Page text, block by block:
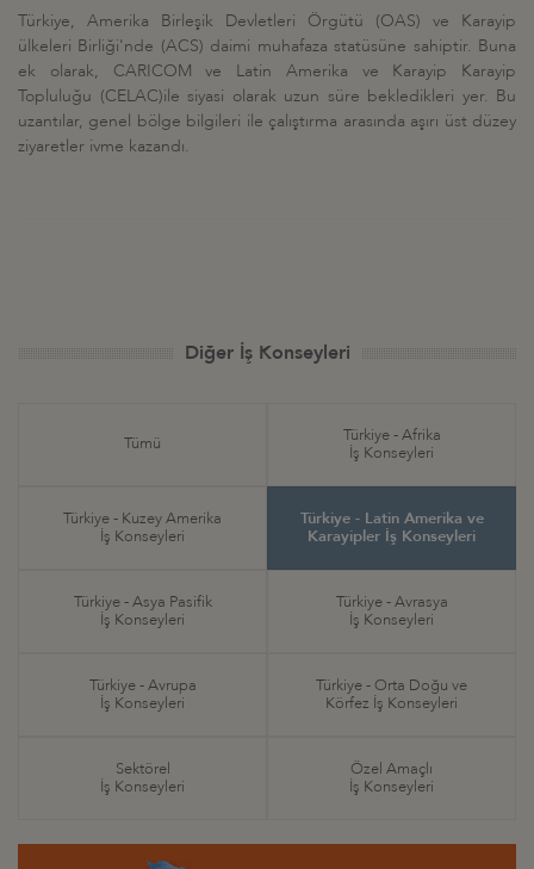
Türkiye, Amerika Birleşik Devletleri Örgütü (OAS) ve Karayip
ülkeleri Birliği'nde (ACS) daimi muhafaza statüsüne sahiptir. Buna
ek olarak, CARICOM ve Latin Amerika ve Karayip Karayip
Topluluğu (CELAC)ile siyasi olarak uzun süre bekledikleri yer. Bu
uzantılar, genel bölge bilgileri ile çalıştırma arasında aşırı üst düzey
ziyaretler ivme kazandı.
Diğer İş Konseyleri
Tümü
Türkiye - Afrika
İş Konseyleri
Türkiye - Kuzey Amerika
İş Konseyleri
Türkiye - Latin Amerika ve
Karayipler İş Konseyleri
Türkiye - Asya Pasifik
İş Konseyleri
Türkiye - Avrasya
İş Konseyleri
Türkiye - Avrupa
İş Konseyleri
Türkiye - Orta Doğu ve
Körfez İş Konseyleri
Sektörel
İş Konseyleri
Özel Amaçlı
İş Konseyleri